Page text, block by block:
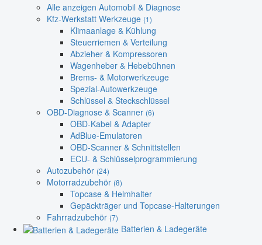
Alle anzeigen Automobil & Diagnose
Kfz-Werkstatt Werkzeuge (1)
Klimaanlage & Kühlung
Steuerriemen & Verteilung
Abzieher & Kompressoren
Wagenheber & Hebebühnen
Brems- & Motorwerkzeuge
Spezial-Autowerkzeuge
Schlüssel & Steckschlüssel
OBD-Diagnose & Scanner (6)
OBD-Kabel & Adapter
AdBlue-Emulatoren
OBD-Scanner & Schnittstellen
ECU- & Schlüsselprogrammierung
Autozubehör (24)
Motorradzubehör (8)
Topcase & Helmhalter
Gepäckträger und Topcase-Halterungen
Fahrradzubehör (7)
Batterien & Ladegeräte